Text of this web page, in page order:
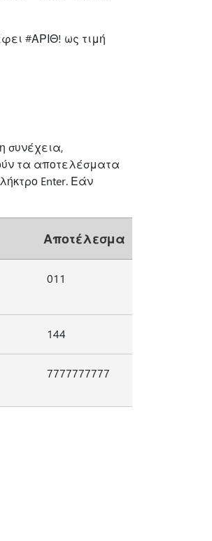
#ΑΡΙΘ! ως τιμή
συνέχεια,
τα αποτελέσματα
Enter. Εάν
Αποτέλεσμα
011
144
7777777777